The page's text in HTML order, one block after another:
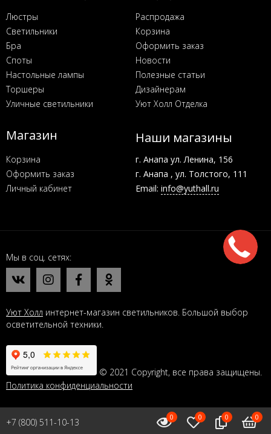
Люстры
Светильники
Бра
Споты
Настольные лампы
Торшеры
Уличные светильники
Распродажа
Корзина
Оформить заказ
Новости
Полезные статьи
Дизайнерам
Уют Холл Отделка
Магазин
Корзина
Оформить заказ
Личный кабинет
Наши магазины
г. Анапа ул. Ленина, 156
г. Анапа , ул. Толстого, 111
Email: info@yuthall.ru
Мы в соц. сетях
Уют Холл интернет-магазин светильников. Большой выбор
осветительной техники.
© 2021 Copyright, все права защищены.
Политика конфиденциальности
0 0 0 0
+7 (800) 511-10-13